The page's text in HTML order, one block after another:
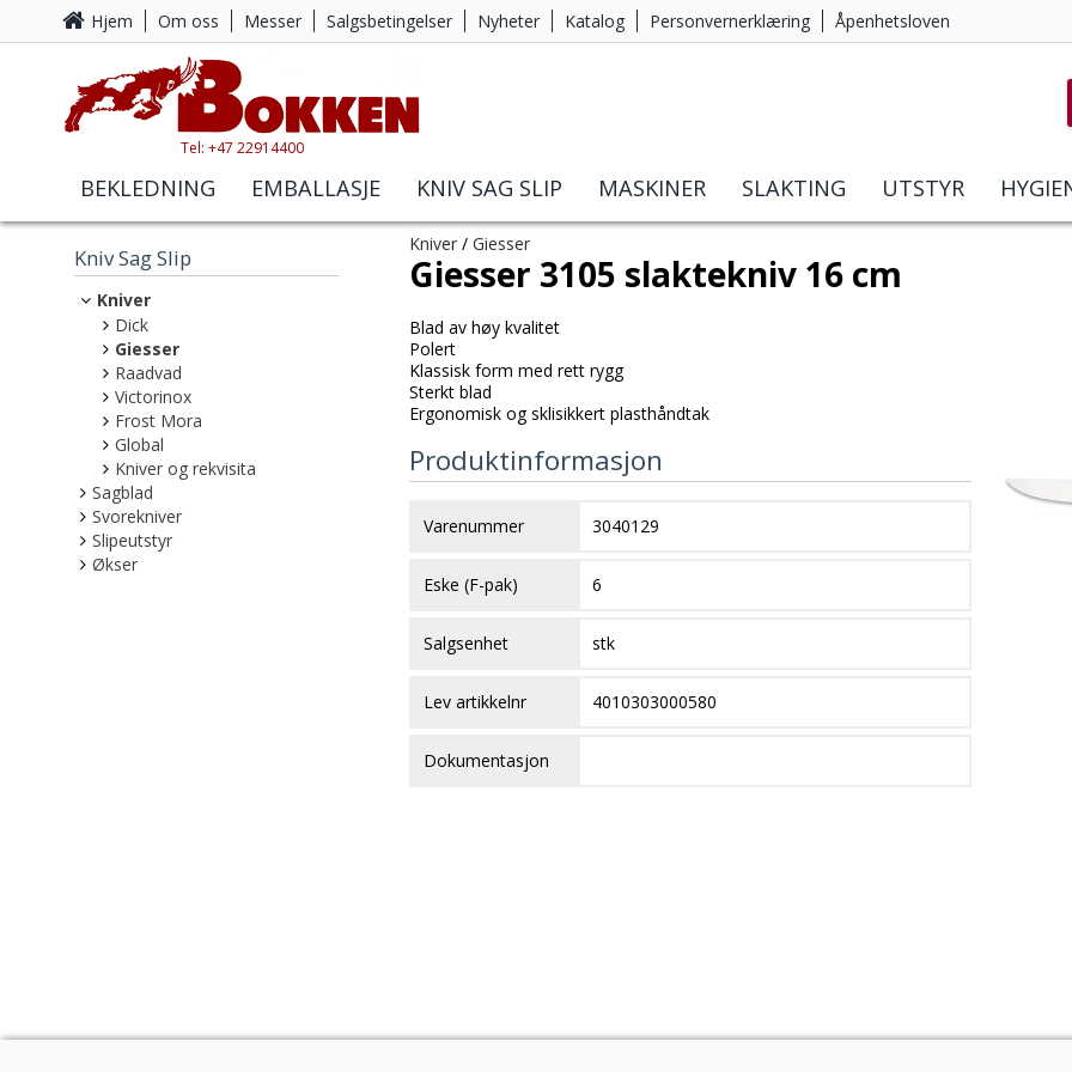
Hjem Om oss Messer Salgsbetingelser Nyheter Katalog Personvernerklæring Åpenhetsloven
Tel: +47 22914400
BEKLEDNING EMBALLASJE KNIV SAG SLIP MASKINER SLAKTING UTSTYR
Kniv Sag Slip
Kniver
Dick
Giesser
Raadvad
Victorinox
Frost Mora
Global
Kniver og rekvisita
Sagblad
Svorekniver
Slipeutstyr
Økser
Kniver / Giesser
Giesser 3105 slaktekniv 16 cm
Blad av høy kvalitet
Polert
Klassisk form med rett rygg
Sterkt blad
Ergonomisk og sklisikkert plasthåndtak
Produktinformasjon
Varenummer 3040129
Eske (F-pak) 6
Salgsenhet stk
Lev artikkelnr 4010303000580
Dokumentasjon